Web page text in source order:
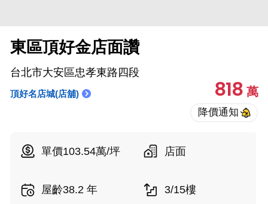
東區頂好金店面讚
台北市大安區忠孝東路四段
頂好名店城(店舖) 818萬
單價103.54萬/坪 店面
屋齡38.2 年 3/15樓